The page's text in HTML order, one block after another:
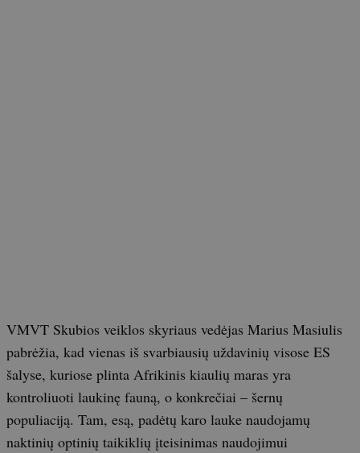
VMVT Skubios veiklos skyriaus vedėjas Marius Masiulis
pabrėžia, kad vienas iš svarbiausių uždavinių visose ES
šalyse, kuriose plinta Afrikinis kiaulių maras yra
kontroliuoti laukinę fauną, o konkrečiai – šernų
populiaciją. Tam, esą, padėtų karo lauke naudojamų
naktinių optinių taikiklių įteisinimas naudojimui